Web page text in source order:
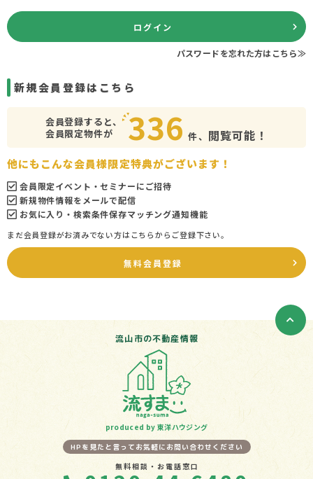
ログイン
パスワードを忘れた方はこちら≫
新規会員登録はこちら
会員登録すると、
会員限定物件が
336 件、 閲覧可能！
他にもこんな会員様限定特典がございます！
会員限定イベント・セミナーにご招待
新規物件情報をメールで配信
お気に入り・検索条件保存マッチング通知機能
まだ会員登録がお済みでない方はこちらからご登録下さい。
無料会員登録
流山市の不動産情報
produced by 東洋ハウジング
HPを見たと言ってお気軽にお問い合わせください
無料相談・お電話窓口